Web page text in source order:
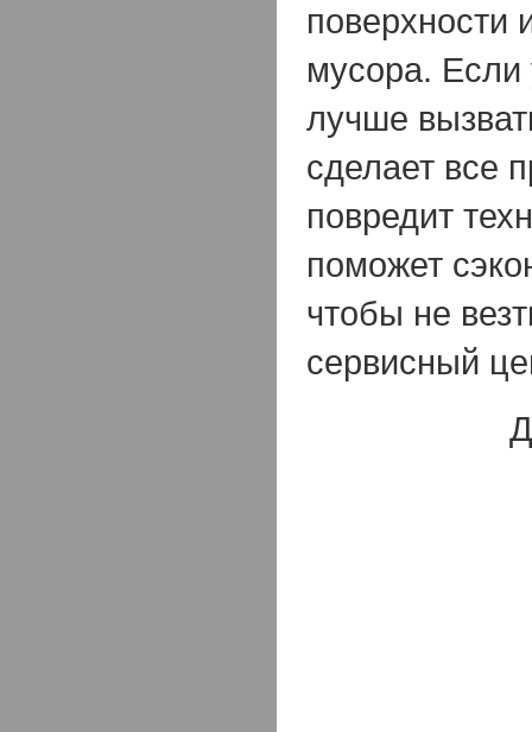
поверхности
мусора. Если
лучше
сделает все
повредит
поможет
чтобы не
сервисный